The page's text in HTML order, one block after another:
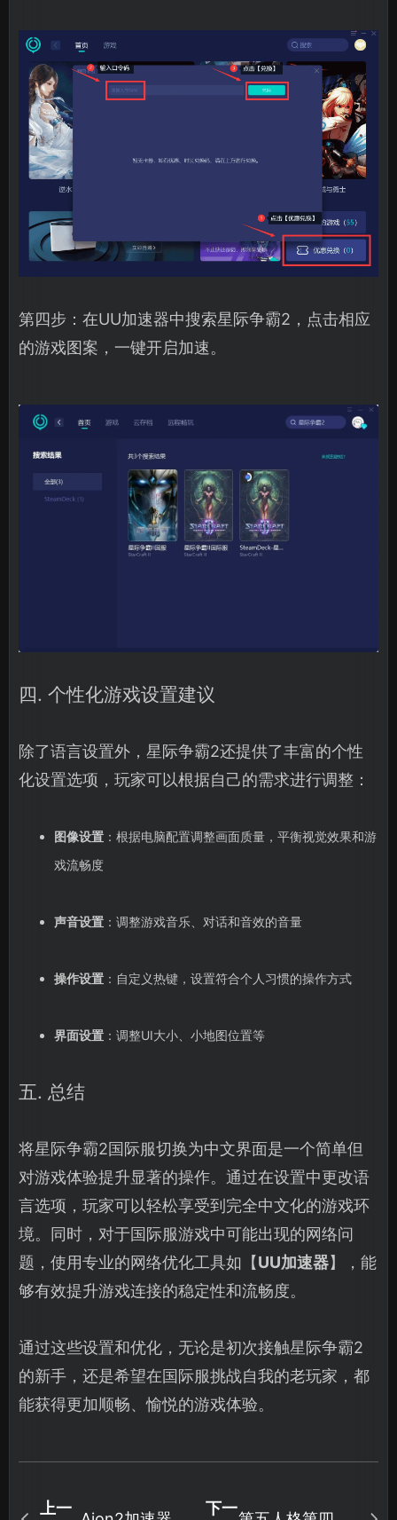
第四步：在UU加速器中搜索星际争霸2，点击相应
的游戏图案，一键开启加速。
四. 个性化游戏设置建议
除了语言设置外，星际争霸2还提供了丰富的个性
化设置选项，玩家可以根据自己的需求进行调整：
图像设置：根据电脑配置调整画面质量，平衡视觉效果和游
戏流畅度
声音设置：调整游戏音乐、对话和音效的音量
操作设置：自定义热键，设置符合个人习惯的操作方式
界面设置：调整UI大小、小地图位置等
五. 总结
将星际争霸2国际服切换为中文界面是一个简单但
对游戏体验提升显著的操作。通过在设置中更改语
言选项，玩家可以轻松享受到完全中文化的游戏环
境。同时，对于国际服游戏中可能出现的网络问
题，使用专业的网络优化工具如【UU加速器】，能
够有效提升游戏连接的稳定性和流畅度。
通过这些设置和优化，无论是初次接触星际争霸2
的新手，还是希望在国际服挑战自我的老玩家，都
能获得更加顺畅、愉悦的游戏体验。
上一
下一